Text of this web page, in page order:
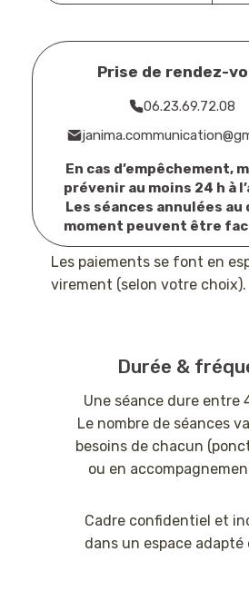
Prise de rendez-
06.23.69.72.08
En cas d’empêchement,
prévenir au moins 24 h à
Les séances annulées au
moment peuvent être
Les paiements se font en
virement (selon votre choix).
Durée &
Une séance dure entre
Le nombre de séances
besoins de chacun
ou en
Cadre confidentiel et
dans un espace adapté